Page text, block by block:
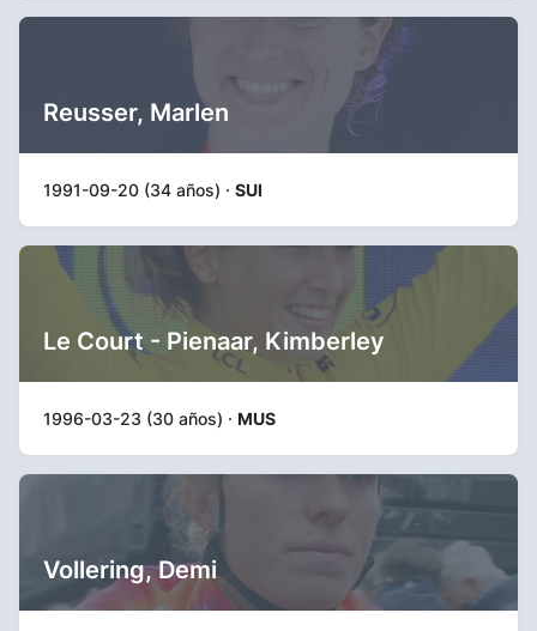
Reusser, Marlen
1991-09-20 (34 años) · SUI
Le Court - Pienaar, Kimberley
1996-03-23 (30 años) · MUS
Vollering, Demi